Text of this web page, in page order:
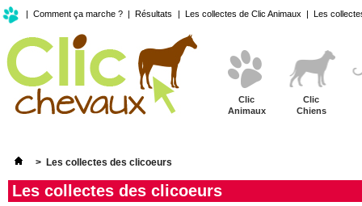
| Comment ça marche ? | Résultats | Les collectes de Clic Animaux | Les
Clic
Animaux
Clic
Chiens
> Les collectes des clicoeurs
Les collectes des clicoeurs